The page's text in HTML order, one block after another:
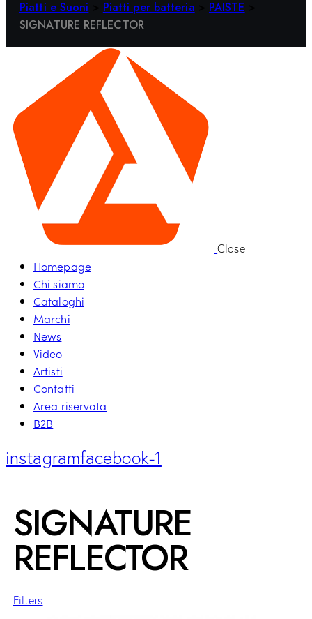
Piatti e Suoni Piatti per batteria PAISTE
SIGNATURE REFLECTOR
Close
Homepage
Chi siamo
Cataloghi
Marchi
News
Video
Artisti
Contatti
Area riservata
B2B
instagramfacebook-1
SIGNATURE
REFLECTOR
Filters